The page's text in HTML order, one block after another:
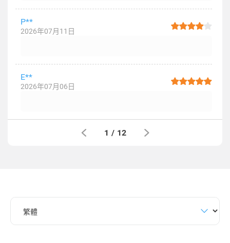
P**
2026年07月11日
E**
2026年07月06日
1 / 12